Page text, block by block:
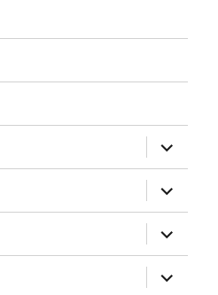
expand
child
menu
expand
child
menu
expand
child
menu
expand
child